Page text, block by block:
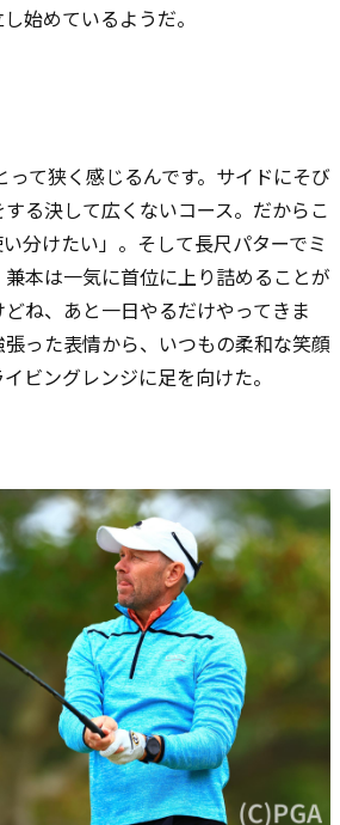
始めているようだ。
って狭く感じるんです。サイドにそび
る決して広くないコース。だからこ
分けたい」。そして長尺パターでミ
本は一気に首位に上り詰めることが
ね、あと一日やるだけやってきま
った表情から、いつもの柔和な笑顔
ビングレンジに足を向けた。